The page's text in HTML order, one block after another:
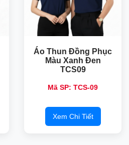
Áo Thun Đồng Phục
Màu Xanh Đen
TCS09
Mã SP: TCS-09
Xem Chi Tiết